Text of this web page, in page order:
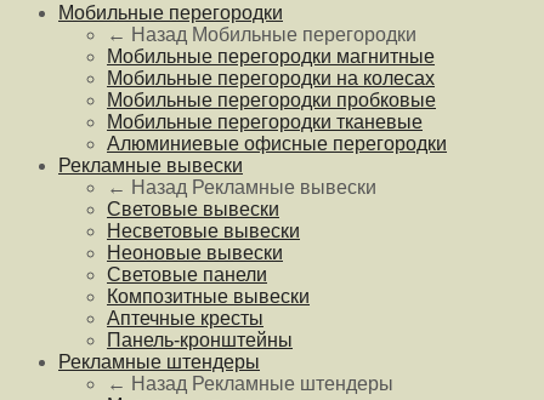
Мобильные перегородки
← Назад Мобильные перегородки
Мобильные перегородки магнитные
Мобильные перегородки на колесах
Мобильные перегородки пробковые
Мобильные перегородки тканевые
Алюминиевые офисные перегородки
Рекламные вывески
← Назад Рекламные вывески
Световые вывески
Несветовые вывески
Неоновые вывески
Световые панели
Композитные вывески
Аптечные кресты
Панель-кронштейны
Рекламные штендеры
← Назад Рекламные штендеры